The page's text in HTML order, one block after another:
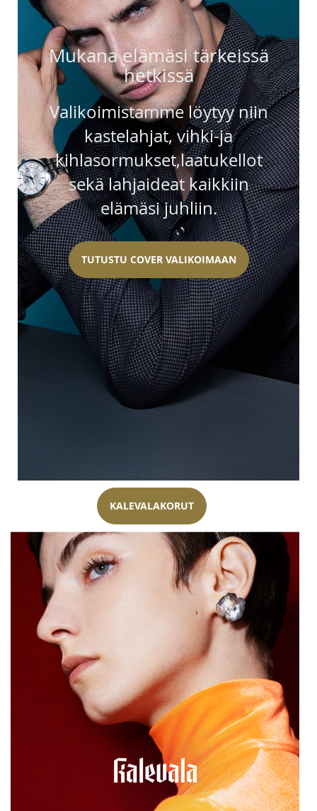
Mukana elämäsi tärkeissä
hetkissä
Valikoimistamme löytyy niin
kastelahjat, vihki-ja
kihlasormukset,laatukellot
sekä lahjaideat kaikkiin
elämäsi juhliin.
TUTUSTU COVER VALIKOIMAAN
KALEVALAKORUT